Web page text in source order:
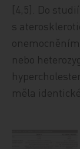
[4,5]. Do
s
nebo
měla